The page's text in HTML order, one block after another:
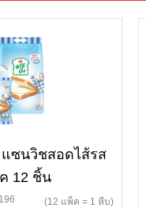
แซนวิชสอดไส้รส
12 ชิ้น
(12 แพ็ค = 1 หีบ)